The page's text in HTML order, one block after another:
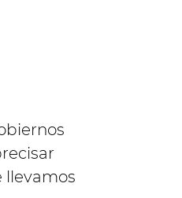
llevamos